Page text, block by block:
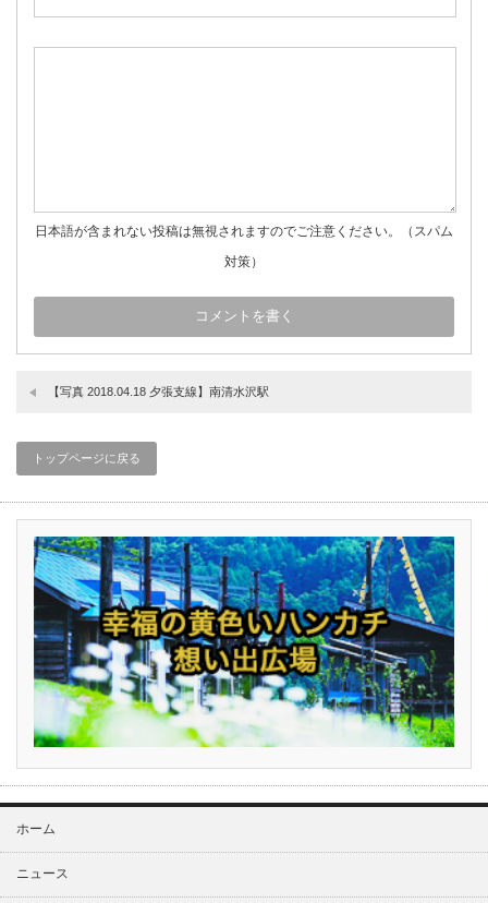
日本語が含まれない投稿は無視されますのでご注意ください。（スパム
対策）
【写真 2018.04.18 夕張支線】南清水沢駅
トップページに戻る
ホーム
ニュース